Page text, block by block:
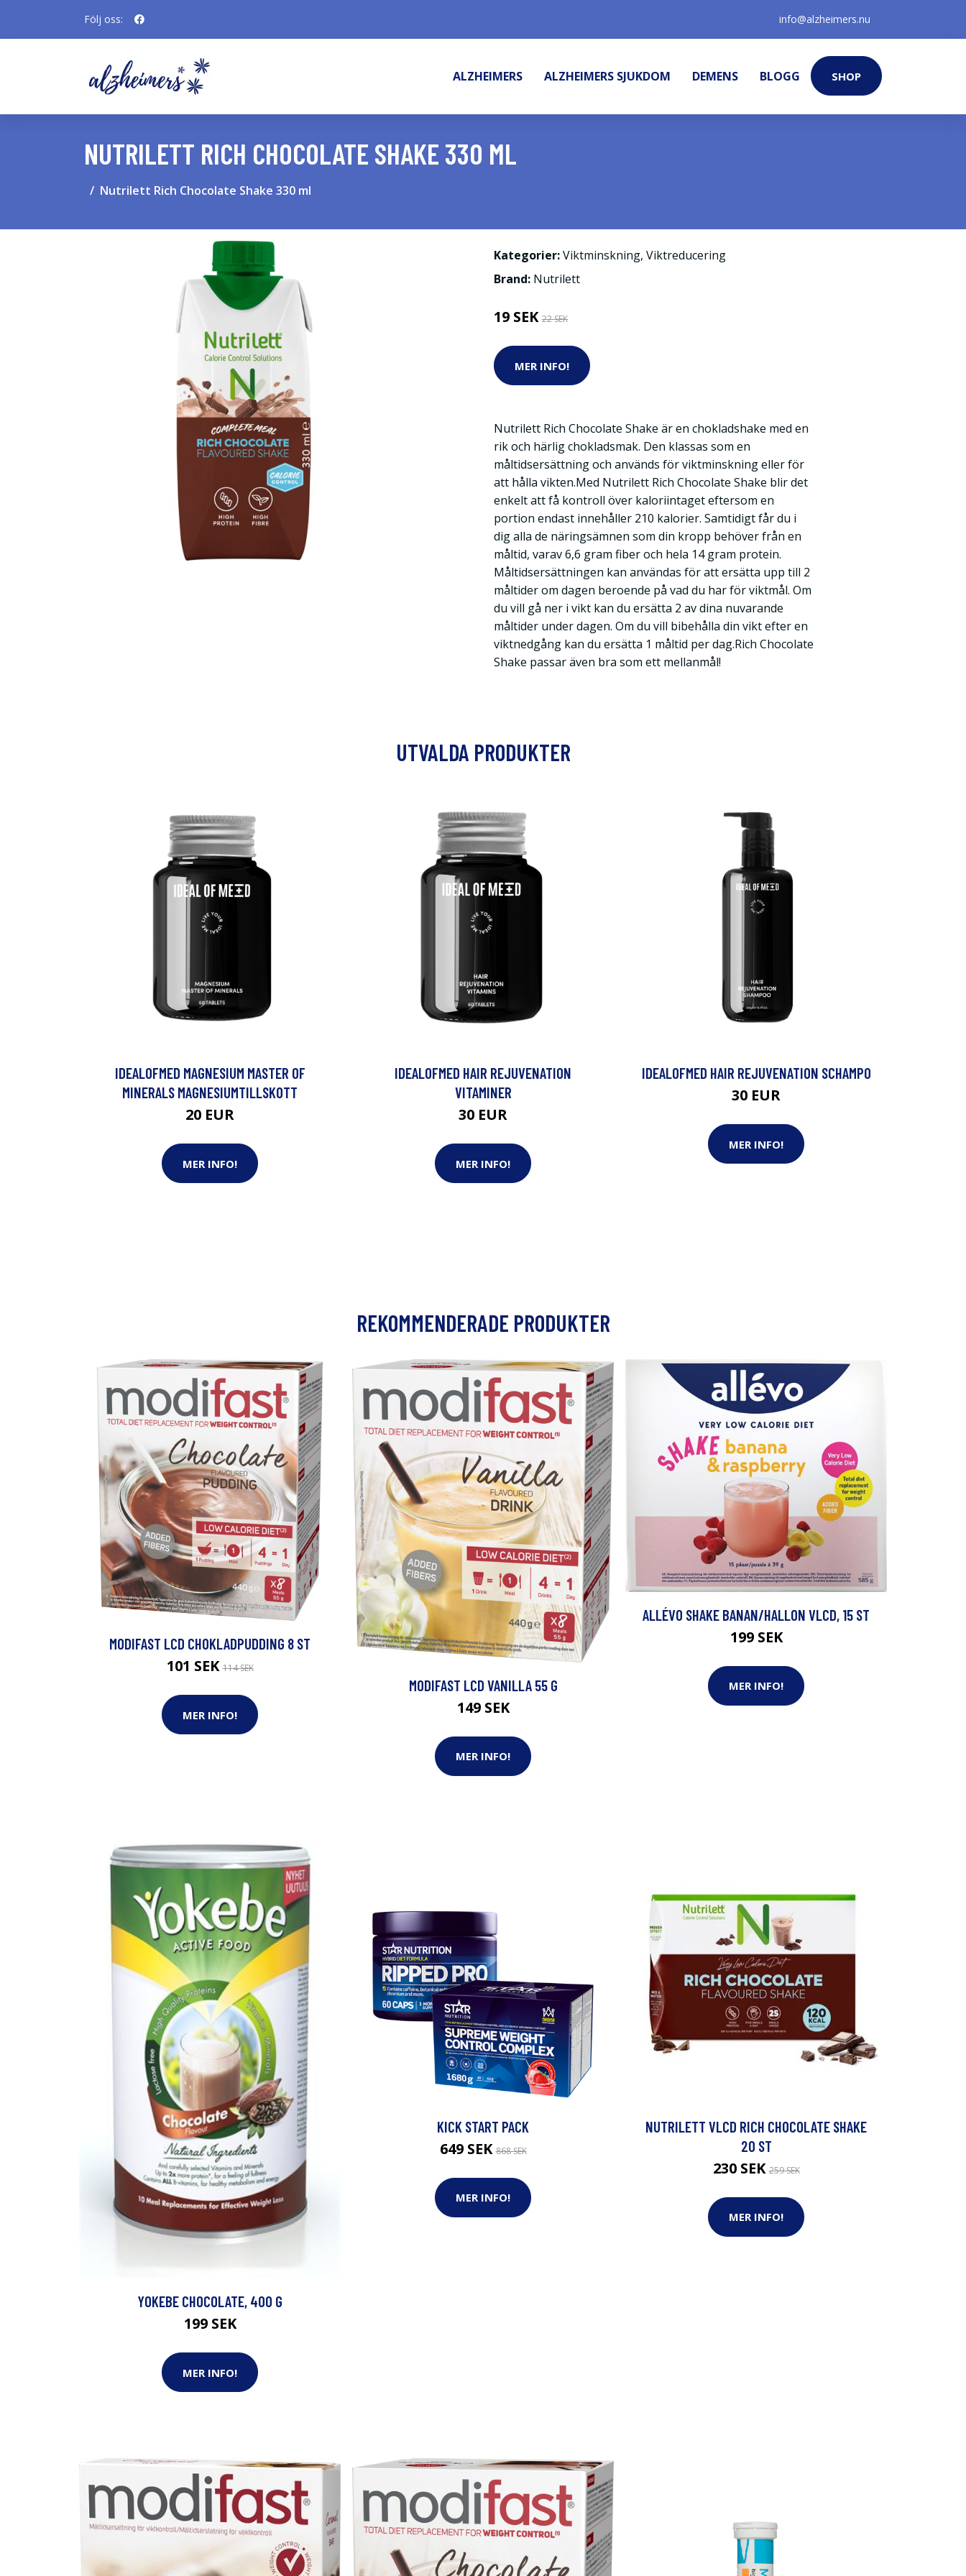
Följ oss: info@alzheimers.nu
ALZHEIMERS ALZHEIMERS SJUKDOM DEMENS BLOGG SHOP
NUTRILETT RICH CHOCOLATE SHAKE 330 ML
Nutrilett Rich Chocolate Shake 330 ml
Kategorier:Viktminskning, Viktreducering
Brand: Nutrilett
19 SEK 22 SEK
MER INFO!
Nutrilett Rich Chocolate Shake är en chokladshake med en
rik och härlig chokladsmak. Den klassas som en
måltidsersättning och används för viktminskning eller för
att hålla vikten.Med Nutrilett Rich Chocolate Shake blir det
enkelt att få kontroll över kaloriintaget eftersom en
portion endast innehåller 210 kalorier. Samtidigt får du i
dig alla de näringsämnen som din kropp behöver från en
måltid, varav 6,6 gram fiber och hela 14 gram protein.
Måltidsersättningen kan användas för att ersätta upp till 2
måltider om dagen beroende på vad du har för viktmål. Om
du vill gå ner i vikt kan du ersätta 2 av dina nuvarande
måltider under dagen. Om du vill bibehålla din vikt efter en
viktnedgång kan du ersätta 1 måltid per dag.Rich Chocolate
Shake passar även bra som ett mellanmål!
UTVALDA PRODUKTER
IDEALOFMED MAGNESIUM MASTER OF
MINERALS MAGNESIUMTILLSKOTT
20 EUR
MER INFO!
IDEALOFMED HAIR REJUVENATION
VITAMINER
30 EUR
MER INFO!
IDEALOFMED HAIR REJUVENATION SCHAMPO
30 EUR
MER INFO!
REKOMMENDERADE PRODUKTER
MODIFAST LCD CHOKLADPUDDING 8 ST
101 SEK114 SEK
MER INFO!
MODIFAST LCD VANILLA 55 G
149 SEK
MER INFO!
ALLÉVO SHAKE BANAN/HALLON VLCD, 15 ST
199 SEK
MER INFO!
YOKEBE CHOCOLATE, 400 G
199 SEK
MER INFO!
KICK START PACK
649 SEK868 SEK
MER INFO!
NUTRILETT VLCD RICH CHOCOLATE SHAKE
20 ST
230 SEK259 SEK
MER INFO!